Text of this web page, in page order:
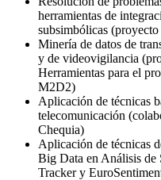
herramientas de
subsimbólicas
Minería de datos de
y de videovigilancia
Herramientas para el
M2D2)
Aplicación de técnicas
telecomunicación
Chequia)
Aplicación de técnicas
Big Data en Análisis
Tracker y